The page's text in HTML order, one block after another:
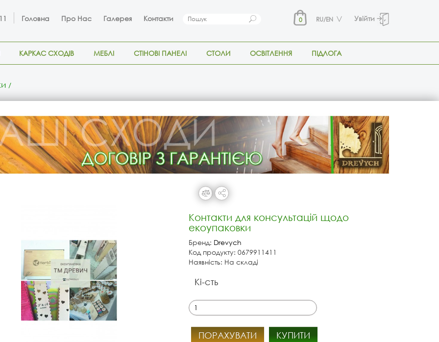
Головна Про Нас Галерея Контакти 0 RU/EN Увійти
КАРКАС СХОДІВ МЕБЛІ СТІНОВІ ПАНЕЛІ СТОЛИ ОСВІТЛЕННЯ ПІДЛОГА
Контакти для консультацій щодо
екоупаковки
Бренд: Drevych
Код продукту: 0679911411
Наявність: На складі
Кі-сть
ПОРАХУВАТИ КУПИТИ